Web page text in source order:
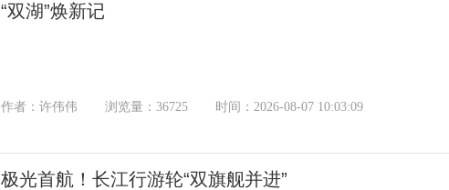
“双湖”焕新记
作者：许伟伟 浏览量：36725 时间：2026-08-07 10:03:09
极光首航！长江行游轮“双旗舰并进”